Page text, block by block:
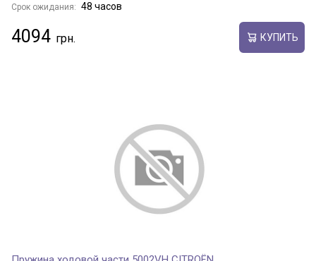
Срок ожидания: 48 часов
4094 КУПИТЬ